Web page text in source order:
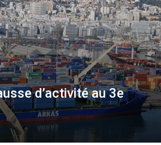
d’activité au 3e